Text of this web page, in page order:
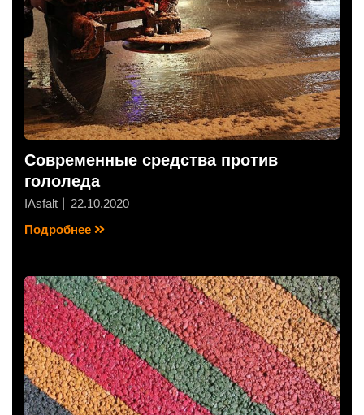
Современные средства против
гололеда
IAsfalt
22.10.2020
Подробнее